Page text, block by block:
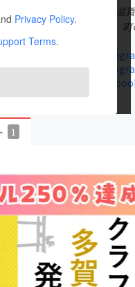
ジー・ガジェット
画
・起業
り・地域活性化
Privacy Policy.
Terms.
2024年８月に滋
ビールに込め、
1